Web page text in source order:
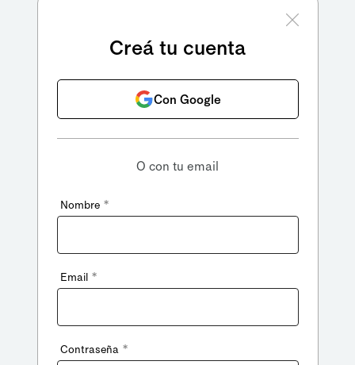
Creá tu cuenta
Con Google
O con tu email
Nombre *
Email *
Contraseña *